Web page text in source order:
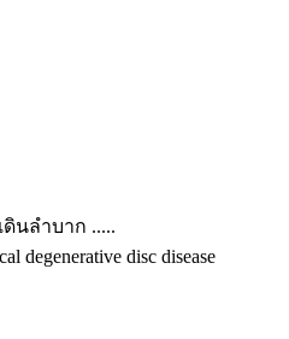
นลำบาก .....
disc disease